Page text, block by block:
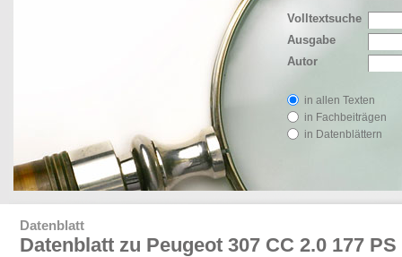
Volltextsuche
Ausgabe
Autor
in allen Texten
in Fachbeiträgen
in Datenblättern
Datenblatt
Datenblatt zu Peugeot 307 CC 2.0 177 PS